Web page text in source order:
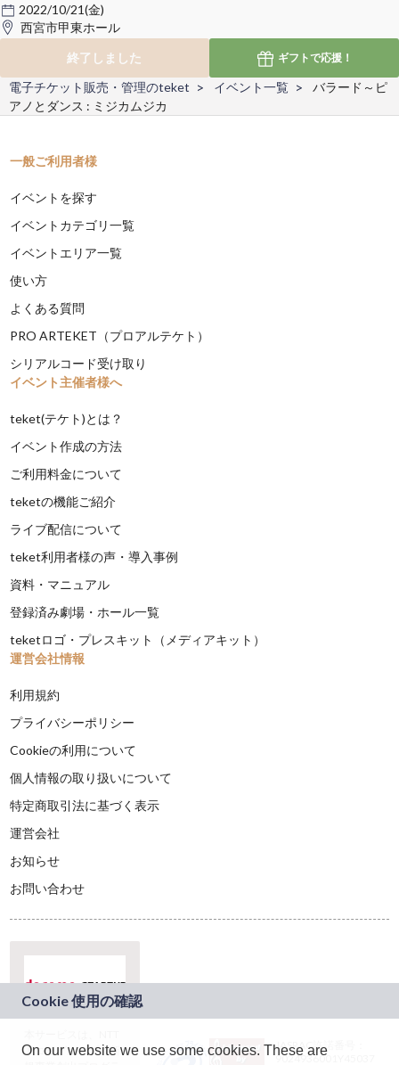
2022/10/21(金)
西宮市甲東ホール
終了しました
ギフトで応援！
電子チケット販売・管理のteket イベント一覧
バラード～ピ
アノとダンス : ミジカムジカ
一般ご利用者様
イベントを探す
イベントカテゴリ一覧
イベントエリア一覧
使い方
よくある質問
PRO ARTEKET（プロアルテケト）
シリアルコード受け取り
イベント主催者様へ
teket(テケト)とは？
イベント作成の方法
ご利用料金について
teketの機能ご紹介
ライブ配信について
teket利用者様の声・導入事例
資料・マニュアル
登録済み劇場・ホール一覧
teketロゴ・プレスキット（メディアキット）
運営会社情報
利用規約
プライバシーポリシー
Cookieの利用について
個人情報の取り扱いについて
特定商取引法に基づく表示
運営会社
お知らせ
お問い合わせ
ドコモグループの新
JASRAC許諾番号：
9024936001Y45037
On our website we use some cookies. These are